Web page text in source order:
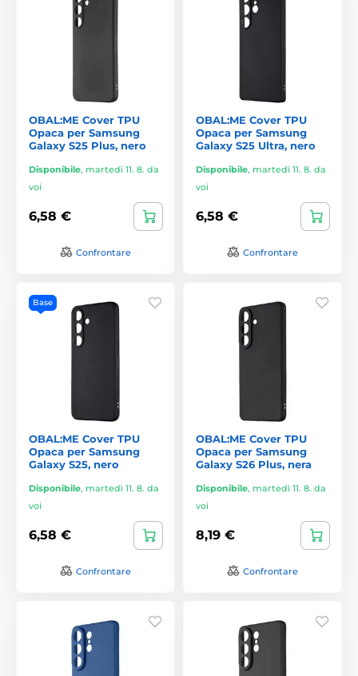
OBAL:ME Cover TPU
Opaca per Samsung
Galaxy S25 Plus, nero
Disponibile, martedì 11. 8. da
voi
6,58 €
Confrontare
OBAL:ME Cover TPU
Opaca per Samsung
Galaxy S25 Ultra, nero
Disponibile, martedì 11. 8. da
voi
6,58 €
Confrontare
Base
OBAL:ME Cover TPU
Opaca per Samsung
Galaxy S25, nero
Disponibile, martedì 11. 8. da
voi
6,58 €
Confrontare
OBAL:ME Cover TPU
Opaca per Samsung
Galaxy S26 Plus, nera
Disponibile, martedì 11. 8. da
voi
8,19 €
Confrontare